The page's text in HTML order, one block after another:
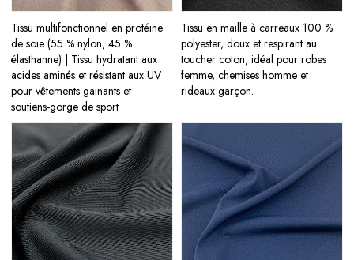
Tissu multifonctionnel en protéine
de soie (55 % nylon, 45 %
élasthanne) | Tissu hydratant aux
acides aminés et résistant aux UV
pour vêtements gainants et
soutiens-gorge de sport
Tissu en maille à carreaux 100 %
polyester, doux et respirant au
toucher coton, idéal pour robes
femme, chemises homme et
rideaux garçon.